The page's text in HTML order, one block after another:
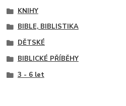
KNIHY
BIBLE, BIBLISTIKA
DĚTSKÉ
BIBLICKÉ PŘÍBĚHY
3 - 6 let